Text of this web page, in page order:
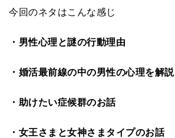
今回のネタはこんな感じ
・男性心理と謎の行動理由
・婚活最前線の中の男性の心理を解説
・助けたい症候群のお話
・女王さまと女神さまタイプのお話